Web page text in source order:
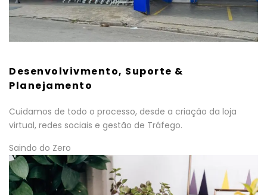
Desenvolvivmento, Suporte &
Planejamento
Cuidamos de todo o processo, desde a criação da loja
virtual, redes sociais e gestão de Tráfego.
Saindo do Zero